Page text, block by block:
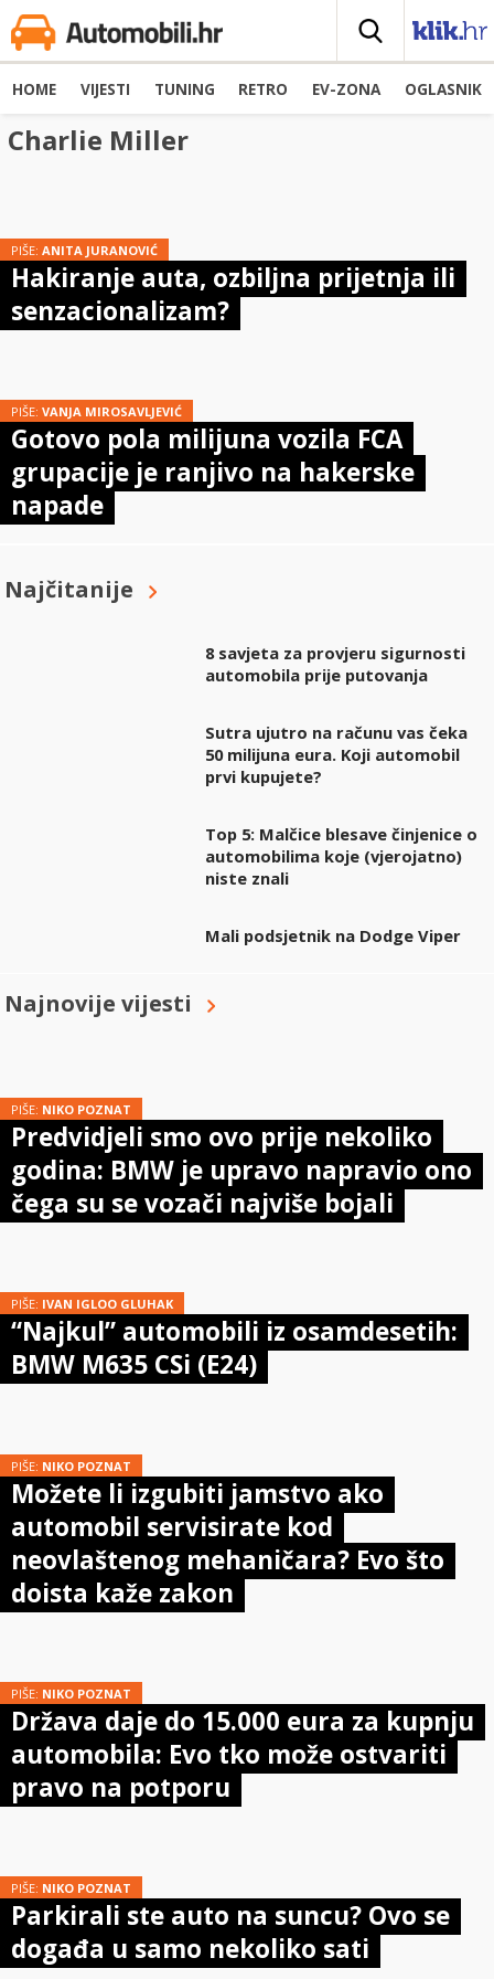
HOME VIJESTI TUNING RETRO EV-ZONA OGLASNIK
Charlie Miller
PIŠE: ANITA JURANOVIĆ
Hakiranje auta, ozbiljna prijetnja ili
senzacionalizam?
PIŠE: VANJA MIROSAVLJEVIĆ
Gotovo pola milijuna vozila FCA
grupacije je ranjivo na hakerske
napade
Najčitanije
8 savjeta za provjeru sigurnosti
automobila prije putovanja
Sutra ujutro na računu vas čeka
50 milijuna eura. Koji automobil
prvi kupujete?
Top 5: Malčice blesave činjenice o
automobilima koje (vjerojatno)
niste znali
Mali podsjetnik na Dodge Viper
Najnovije vijesti
PIŠE: NIKO POZNAT
Predvidjeli smo ovo prije nekoliko
godina: BMW je upravo napravio ono
čega su se vozači najviše bojali
PIŠE: IVAN IGLOO GLUHAK
“Najkul” automobili iz osamdesetih:
BMW M635 CSi (E24)
PIŠE: NIKO POZNAT
Možete li izgubiti jamstvo ako
automobil servisirate kod
neovlaštenog mehaničara? Evo što
doista kaže zakon
PIŠE: NIKO POZNAT
Država daje do 15.000 eura za kupnju
automobila: Evo tko može ostvariti
pravo na potporu
PIŠE: NIKO POZNAT
Parkirali ste auto na suncu? Ovo se
događa u samo nekoliko sati